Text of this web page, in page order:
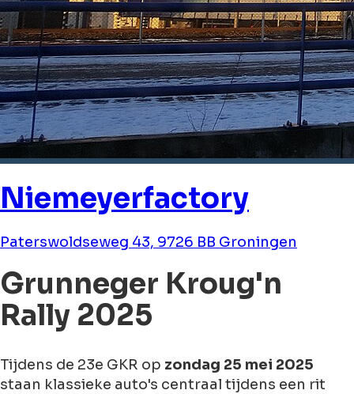
Niemeyerfactory
Paterswoldseweg 43, 9726 BB Groningen
Grunneger Kroug'n
Rally 2025
Tijdens de 23e GKR op zondag 25 mei 2025
staan klassieke auto's centraal tijdens een rit